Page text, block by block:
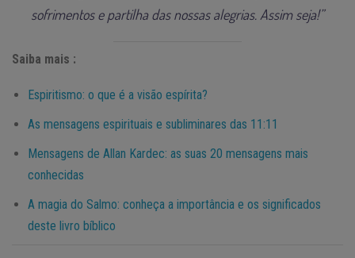
sofrimentos e partilha das nossas alegrias. Assim seja!”
Saiba mais :
Espiritismo: o que é a visão espírita?
As mensagens espirituais e subliminares das 11:11
Mensagens de Allan Kardec: as suas 20 mensagens mais
conhecidas
A magia do Salmo: conheça a importância e os significados
deste livro bíblico